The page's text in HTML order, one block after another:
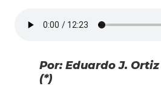
Por: Eduardo J.
(*)